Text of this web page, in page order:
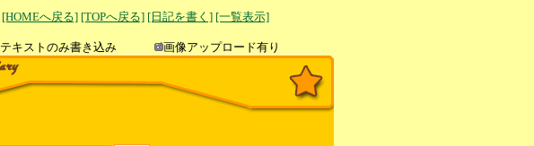
[HOMEへ戻る] [TOPへ戻る] [日記を書く] [一覧表示]
テキストのみ書き込み
画像アップロード有り